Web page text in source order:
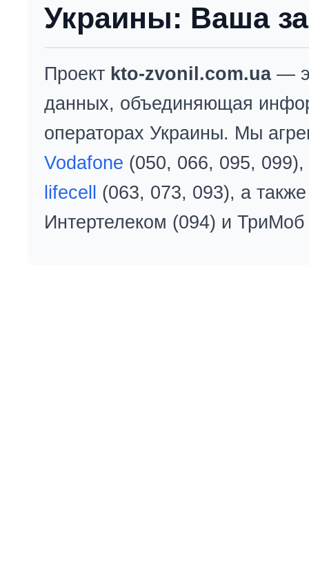
Украины: Ваша
Проект kto-zvonil.com.ua—
данных, объединяющая
операторах Украины. Мы
Vodafone (050, 066, 095, 099),
lifecell
(063, 073, 093), а
Интертелеком (094) и ТриМоб